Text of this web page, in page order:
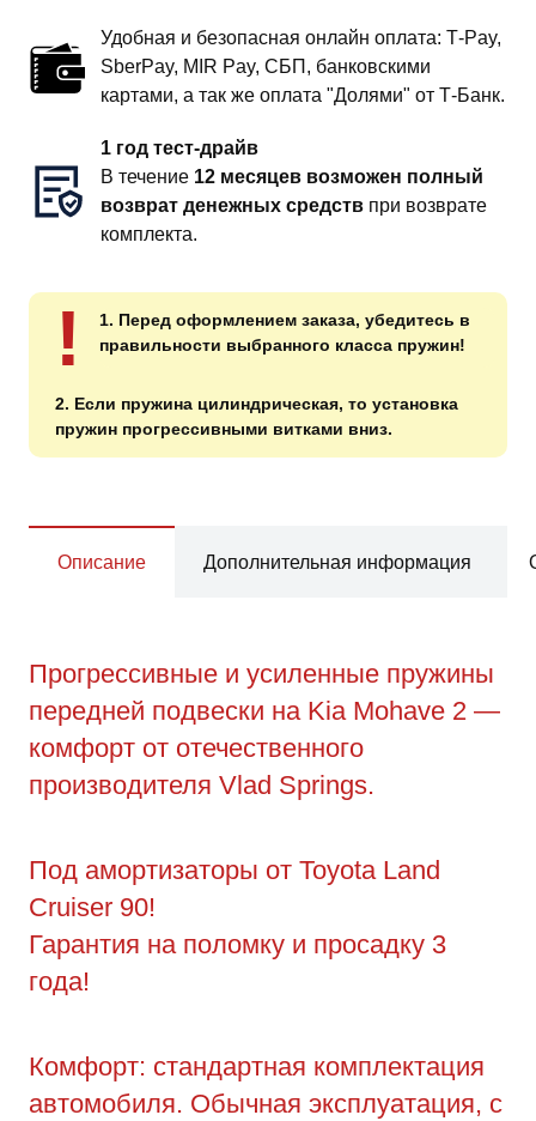
Удобная и безопасная онлайн оплата: T‑Pay,
SberPay, MIR Pay, СБП, банковскими
картами, а так же оплата "Долями" от Т-Банк.
1 год тест-драйв
В течение 12 месяцев возможен полный
возврат денежных средств при возврате
комплекта.
!
1. Перед оформлением заказа, убедитесь в
правильности выбранного класса пружин!
2. Если пружина цилиндрическая, то установка
пружин прогрессивными витками вниз.
Описание Дополнительная информация
Прогрессивные и усиленные пружины
передней подвески на Kia Mohave 2 —
комфорт от отечественного
производителя Vlad Springs.
Под амортизаторы от Toyota Land
Cruiser 90!
Гарантия на поломку и просадку 3
года!
Комфорт: стандартная комплектация
автомобиля. Обычная эксплуатация, с